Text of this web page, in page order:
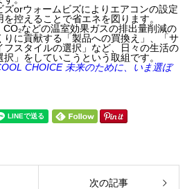
ズorウォームビズによりエアコンの設定
控えることで省エネを図ります。
CO₂などの温室効果ガスの排出量削減の
りに貢献する「製品への買換え」、「サ
フスタイルの選択」など、日々の生活の
」をしていこうという取組です。
CHOICE 未来のために、いま選ぼ
次の記事